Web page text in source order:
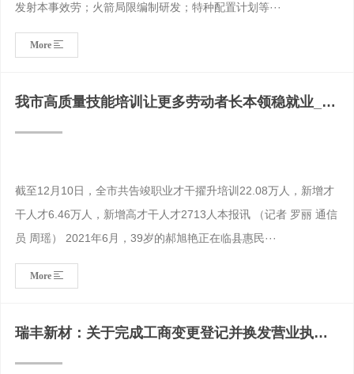
发射本事效劳；火箭局限编制研发；特种配置计划等···
More
我市高质量技能培训让更多劳动者长本领稳就业_焊
工证
截至12月10日，全市共告竣职业才干擢升培训22.08万人，新增才
干人才6.46万人，新增高才干人才2713人本报讯 （记者 罗丽 通信
员 周瑶） 2021年6月，39岁的郝旭艳正在临县惠民···
More
瑞丰新材：关于完成工商变更登记并换发营业执照
的公告？呼和浩特